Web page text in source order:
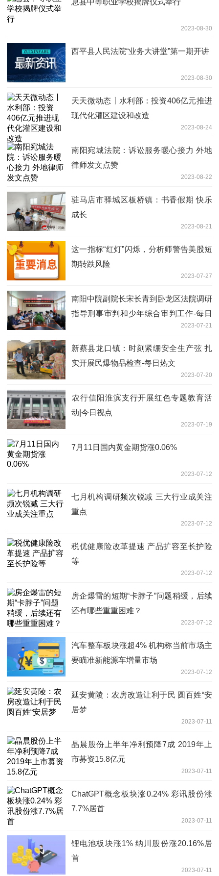
2023-08-30
​西平县人民法院“业务大讲堂”第一期开讲
2023-08-30
天天微动态丨水利部：投资406亿元推进
现代化灌区建设和改造
2023-08-24
南阳宛城法院：诉讼服务暖心接力 外地
律师发文点赞
2023-08-22
驻马店市驿城区板桥镇：书香假期 快乐
成长
2023-08-21
这一指标“红灯”闪烁，分析师警告美股短
期转跌风险
2023-07-27
南阳中院副院长宋长青到卧龙区法院调研
指导刑事审判和少年综合审判工作-每日
2023-07-21
新蔡县龙口镇：时刻紧绷安全生产弦 扎
实开展民爆物品检查-每日热文
2023-07-20
​农行信阳淮滨支行开展红色专题教育活
动|今日视点
2023-07-19
7月11日国内黄金期货涨0.06%
2023-07-12
七月机构调研频次锐减 三大行业成关注
重点
2023-07-12
税优健康险改革提速 产品扩容至长护险
等
2023-07-12
房企爆雷的短期“卡脖子”问题稍缓，后续
还有哪些重重困难？
2023-07-12
汽车整车板块涨超4% 机构称当前市场主
要瞄准新能源车增量市场
2023-07-12
延安黄陵：农房改造让利于民 圆百姓“安
居梦
2023-07-11
晶晨股份上半年净利预降7成 2019年上
市募资15.8亿元
2023-07-11
ChatGPT概念板块涨0.24% 彩讯股份涨
7.7%居首
2023-07-11
锂电池板块涨1% 纳川股份涨20.16%居
首
2023-07-11